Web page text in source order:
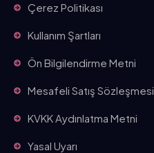
Çerez Politikası
Kullanım Şartları
Ön Bilgilendirme Metni
Mesafeli Satış Sözleşmesi
KVKK Aydınlatma Metni
Yasal Uyarı